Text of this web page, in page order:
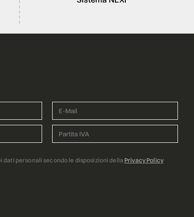
dati personali secondo le disposizioni della Privacy Policy